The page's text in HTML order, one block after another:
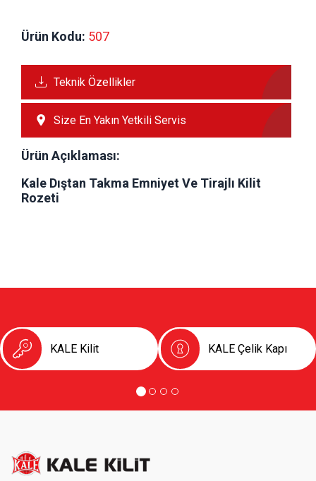
Ürün Kodu: 507
Teknik Özellikler
Size En Yakın Yetkili Servis
Ürün Açıklaması:
Kale Dıştan Takma Emniyet Ve Tirajlı Kilit
Rozeti
KALE Kilit KALE Çelik Kapı